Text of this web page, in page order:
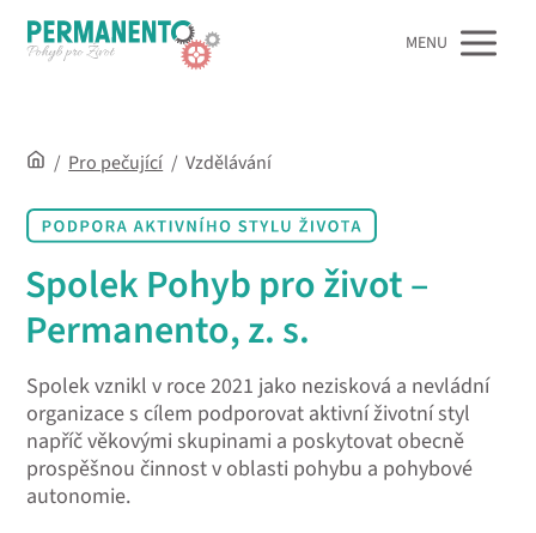
MENU
/ Pro pečující / Vzdělávání
Spolek Pohyb pro život –
Permanento, z. s.
Spolek vznikl v roce 2021 jako nezisková a nevládní
organizace s cílem podporovat aktivní životní styl
napříč věkovými skupinami a poskytovat obecně
prospěšnou činnost v oblasti pohybu a pohybové
autonomie.